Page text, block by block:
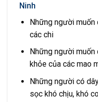
Ninh
Những người
các chi
Những người
khỏe của các mao
Những người có
sọc khó chịu, khó